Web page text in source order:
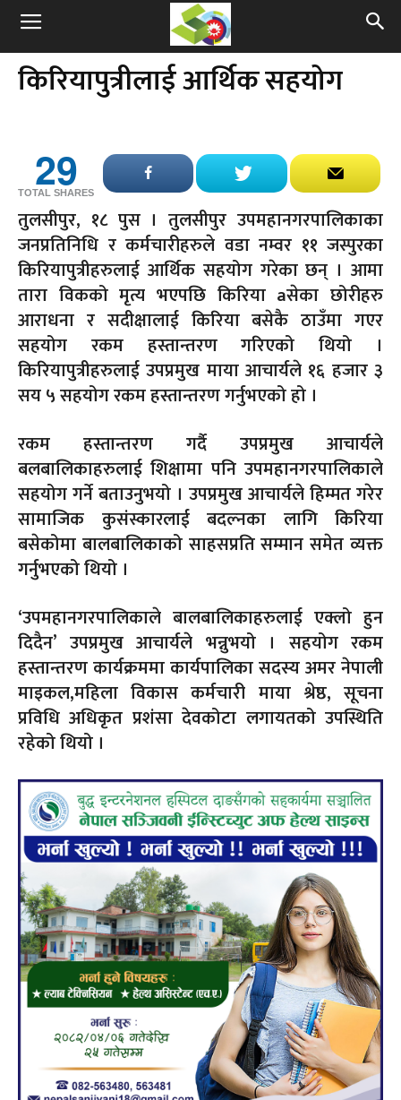
किरियापुत्रीलाई आर्थिक सहयोग
29
TOTAL SHARES
तुलसीपुर, १८ पुस । तुलसीपुर उपमहानगरपालिकाका
जनप्रतिनिधि र कर्मचारीहरुले वडा नम्वर ११ जस्पुरका
किरियापुत्रीहरुलाई आर्थिक सहयोग गरेका छन् । आमा
तारा विकको मृत्य भएपछि किरिया aसेका छोरीहरु
आराधना र सदीक्षालाई किरिया बसेकै ठाउँमा गएर
सहयोग रकम हस्तान्तरण गरिएको थियो ।
किरियापुत्रीहरुलाई उपप्रमुख माया आचार्यले १६ हजार ३
सय ५ सहयोग रकम हस्तान्तरण गर्नुभएको हो ।
रकम हस्तान्तरण गर्दै उपप्रमुख आचार्यले
बलबालिकाहरुलाई शिक्षामा पनि उपमहानगरपालिकाले
सहयोग गर्ने बताउनुभयो । उपप्रमुख आचार्यले हिम्मत गरेर
सामाजिक कुसंस्कारलाई बदल्नका लागि किरिया
बसेकोमा बालबालिकाको साहसप्रति सम्मान समेत व्यक्त
गर्नुभएको थियो ।
‘उपमहानगरपालिकाले बालबालिकाहरुलाई एक्लो हुन
दिदैन’ उपप्रमुख आचार्यले भन्नुभयो । सहयोग रकम
हस्तान्तरण कार्यक्रममा कार्यपालिका सदस्य अमर नेपाली
माइकल,महिला विकास कर्मचारी माया श्रेष्ठ, सूचना
प्रविधि अधिकृत प्रशंसा देवकोटा लगायतको उपस्थिति
रहेको थियो ।